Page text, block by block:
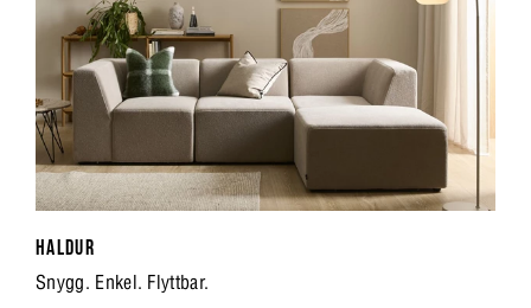
HALDUR
Snygg. Enkel. Flyttbar.